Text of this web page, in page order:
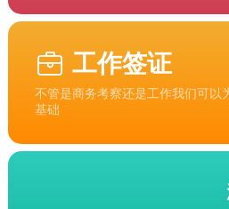
工作签证
不管是商务考察还是工作我们可以
基础